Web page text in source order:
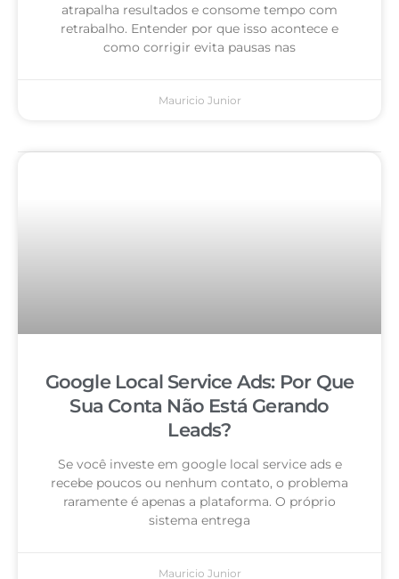
atrapalha resultados e consome tempo com
retrabalho. Entender por que isso acontece e
como corrigir evita pausas nas
Mauricio Junior
Google Local Service Ads: Por Que
Sua Conta Não Está Gerando
Leads?
Se você investe em google local service ads e
recebe poucos ou nenhum contato, o problema
raramente é apenas a plataforma. O próprio
sistema entrega
Mauricio Junior